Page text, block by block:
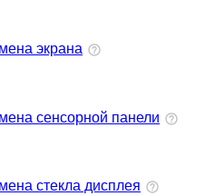
экрана
сенсорной панели
стекла дисплея